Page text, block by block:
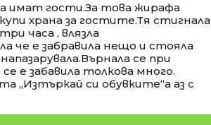
имат гости.За това жирафа
храна за гостите.Тя стигнала
часа , влязла
че е забравила нещо и стояла
се при
е забавила толкова много.
„Изтъркай си обувките“а аз с